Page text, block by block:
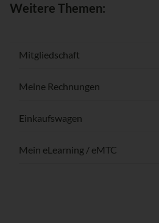
Weitere Themen:
Mitgliedschaft
Meine Rechnungen
Einkaufswagen
Mein eLearning / eMTC